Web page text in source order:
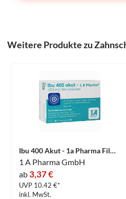
Weitere Produkte zu
Ibu 400 Akut - 1a Pharma Filmtabletten 50 Stück
1 A Pharma GmbH
ab 3,37 €
UVP 10.42 €*
inkl. MwSt.